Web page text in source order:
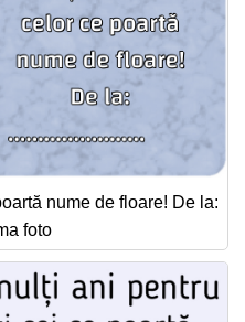
nume de floare! De la:
foto